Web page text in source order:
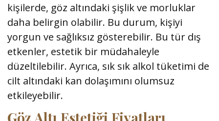
kişilerde, göz altındaki şişlik ve morluklar
daha belirgin olabilir. Bu durum, kişiyi
yorgun ve sağlıksız gösterebilir. Bu tür dış
etkenler, estetik bir müdahaleyle
düzeltilebilir. Ayrıca, sık sık alkol tüketimi de
cilt altındaki kan dolaşımını olumsuz
etkileyebilir.
Göz Altı Estetiği Fiyatları